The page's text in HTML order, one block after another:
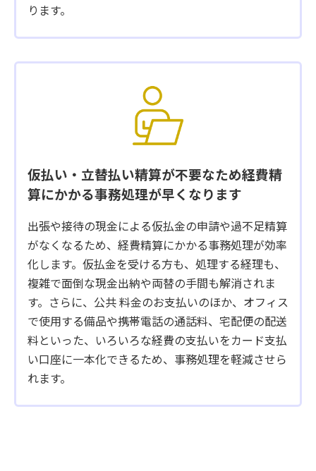
ります。
仮払い・立替払い精算が不要なため経費精
算にかかる事務処理が早くなります
出張や接待の現金による仮払金の申請や過不足精算
がなくなるため、経費精算にかかる事務処理が効率
化します。仮払金を受ける方も、処理する経理も、
複雑で面倒な現金出納や両替の手間も解消されま
す。さらに、公共 料金のお支払いのほか、オフィス
で使用する備品や携帯電話の通話料、宅配便の配送
料といった、いろいろな経費の支払いをカード支払
い口座に一本化できるため、事務処理を軽減させら
れます。